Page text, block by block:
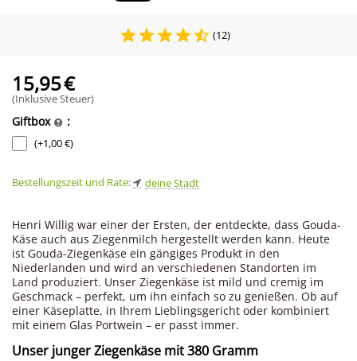
(12)
15,95€
(Inklusive Steuer)
Giftbox :
(+1,00€)
Bestellungszeit und Rate: deine Stadt
Henri Willig war einer der Ersten, der entdeckte, dass Gouda-
Käse auch aus Ziegenmilch hergestellt werden kann. Heute
ist Gouda-Ziegenkäse ein gängiges Produkt in den
Niederlanden und wird an verschiedenen Standorten im
Land produziert. Unser Ziegenkäse ist mild und cremig im
Geschmack – perfekt, um ihn einfach so zu genießen. Ob auf
einer Käseplatte, in Ihrem Lieblingsgericht oder kombiniert
mit einem Glas Portwein – er passt immer.
Unser junger Ziegenkäse mit 380 Gramm